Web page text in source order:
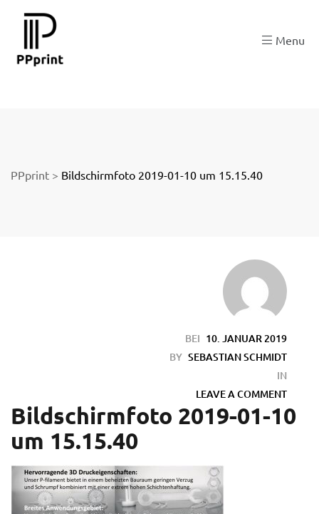
Menu
PPprint > Bildschirmfoto 2019-01-10 um 15.15.40
BEI 10. JANUAR 2019
BY SEBASTIAN SCHMIDT
IN
LEAVE A COMMENT
Bildschirmfoto 2019-01-10
um 15.15.40